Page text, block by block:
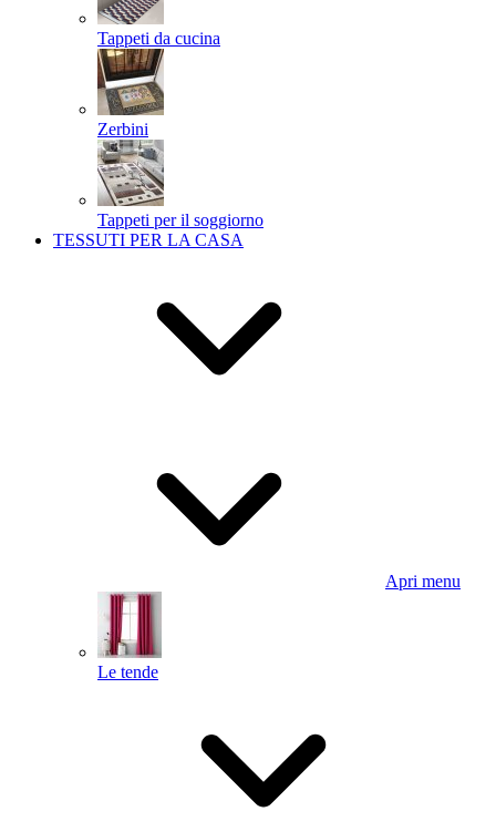
Tappeti da cucina
Zerbini
Tappeti per il soggiorno
TESSUTI PER LA CASA
Apri menu
Le tende